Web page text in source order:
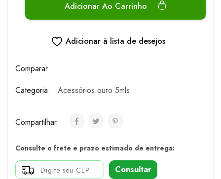
Adicionar Ao Carrinho
Adicionar à lista de desejos
Comparar
Categoria:
Acessórios ouro 5mls
Compartilhar:
Consulte o frete e prazo estimado de entrega:
Consultar